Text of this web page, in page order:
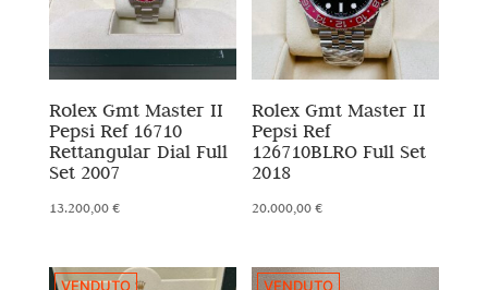
Rolex Gmt Master II
Pepsi Ref 16710
Rettangular Dial Full
Set 2007
13.200,00€
Rolex Gmt Master II
Pepsi Ref
126710BLRO Full Set
2018
20.000,00€
VENDUTO VENDUTO